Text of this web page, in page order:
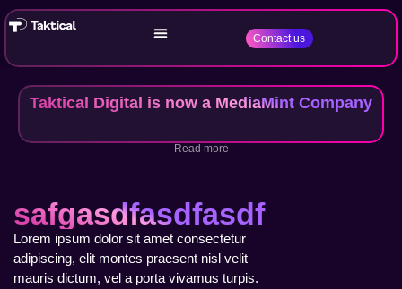
Contact us
Taktical Digital is now a MediaMint Company
Read more
safgasdfasdfasdf
Lorem ipsum dolor sit amet consectetur
adipiscing, elit montes praesent nisl velit
mauris dictum, vel a porta vivamus turpis.